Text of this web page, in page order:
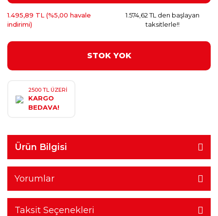
1.495,89 TL (%5,00 havale
indirimi)
1.574,62 TL den başlayan
taksitlerle!!
STOK YOK
2500 TL ÜZERİ
KARGO
BEDAVA!
Ürün Bilgisi
Yorumlar
Taksit Seçenekleri